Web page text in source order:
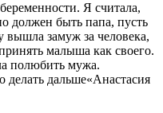
Я считала,
должен быть папа, пусть
вышла замуж за человека,
малыша как своего.
полюбить мужа.
делать дальше«Анастасия